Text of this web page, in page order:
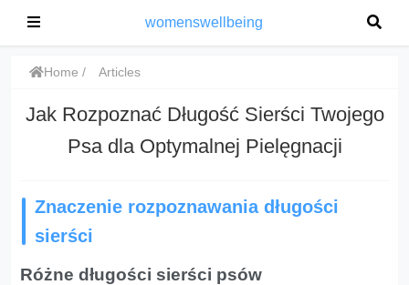
womenswellbeing
Home Articles
Jak Rozpoznać Długość Sierści Twojego
Psa dla Optymalnej Pielęgnacji
Znaczenie rozpoznawania długości
sierści
Różne długości sierści psów